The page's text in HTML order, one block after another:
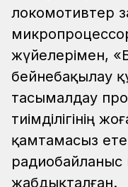
локомотивтер
жүйелерімен,
бейнебақылау
тасымалдау
тиімділігінің
қамтамасыз
жабдықталған.